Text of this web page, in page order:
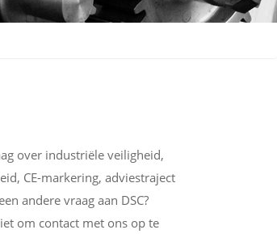
over industriële veiligheid,
CE-markering, adviestraject
andere vraag aan DSC?
om contact met ons op te